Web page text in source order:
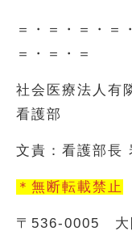
＝・＝・＝・＝
＝・＝・＝
社会医療法人有
看護部
文責：看護部長
＊無断転載禁止
〒536-0005 大